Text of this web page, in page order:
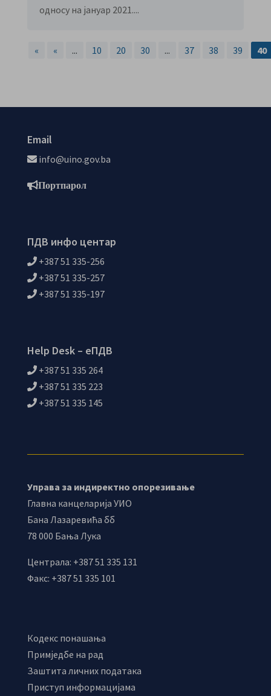
односу на јануар 2021....
« « ... 10 20 30 ... 37 38 39 40
Email
info@uino.gov.ba
Портпарол
ПДВ инфо центар
+387 51 335-256
+387 51 335-257
+387 51 335-197
Help Desk – еПДВ
+387 51 335 264
+387 51 335 223
+387 51 335 145
Управа за индиректно опорезивање
Главна канцеларија УИО
Бана Лазаревића бб
78 000 Бања Лука
Централа: +387 51 335 131
Факс: +387 51 335 101
Кодекс понашања
Примједбе на рад
Заштита личних података
Приступ информацијама